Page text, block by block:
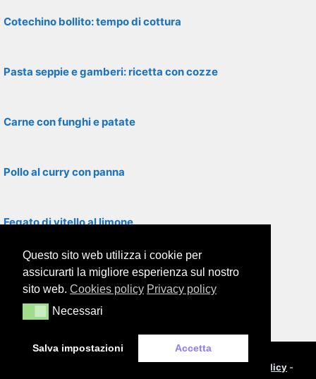
Cotechino bollito: tempo di cottura
Pasta seppie e gamberi: ricetta con cozze
Carne con funghi e patate
Pollo al curry con panna
Fegato di vitello al limone
Filetti di rombo con asparagi
Filetti di platessa in padella
Privacy policy -
Questo sito web utilizza i cookie per
assicurarti la migliore esperienza sul nostro
sito web. Cookies policy Privacy policy
NecessariNecessari
Salva impostazioni Accetta